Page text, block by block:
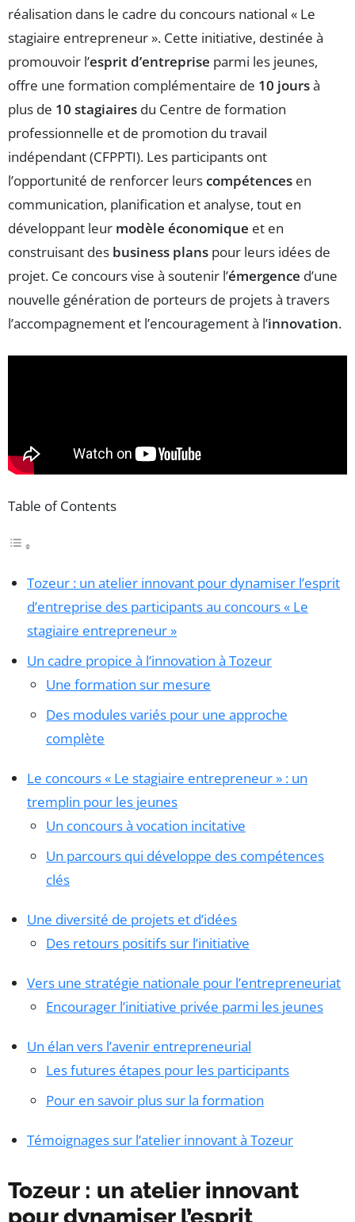
réalisation dans le cadre du concours national « Le
stagiaire entrepreneur ». Cette initiative, destinée à
promouvoir l’esprit d’entreprise parmi les jeunes,
offre une formation complémentaire de 10 joursà
plus de 10 stagiaires du Centre de formation
professionnelle et de promotion du travail
indépendant (CFPPTI). Les participants ont
l’opportunité de renforcer leurscompétences en
communication, planification et analyse, tout en
développant leur modèle économique et en
construisant des business plans pour leurs idées de
projet. Ce concours vise à soutenir l’émergence d’une
nouvelle génération de porteurs de projets à travers
l’accompagnement et l’encouragement à l’innovation.
Table of Contents
Tozeur : un atelier innovant pour dynamiser l’esprit
d’entreprise des participants au concours « Le
stagiaire entrepreneur »
Un cadre propice à l’innovation à Tozeur
Une formation sur mesure
Des modules variés pour une approche
complète
Le concours « Le stagiaire entrepreneur » : un
tremplin pour les jeunes
Un concours à vocation incitative
Un parcours qui développe des compétences
clés
Une diversité de projets et d’idées
Des retours positifs sur l’initiative
Vers une stratégie nationale pour l’entrepreneuriat
Encourager l’initiative privée parmi les jeunes
Un élan vers l’avenir entrepreneurial
Les futures étapes pour les participants
Pour en savoir plus sur la formation
Témoignages sur l’atelier innovant à Tozeur
Tozeur : un atelier innovant
pour dynamiser l’esprit